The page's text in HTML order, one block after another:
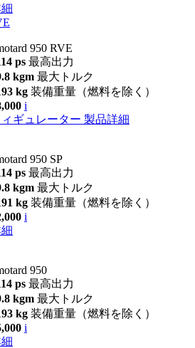
950 RVE
ps 最高出力
kgm 最大トルク
kg 装備重量（燃料を除く）
i
ギュレーター 製品詳細
950 SP
ps 最高出力
kgm 最大トルク
kg 装備重量（燃料を除く）
i
950
ps 最高出力
kgm 最大トルク
kg 装備重量（燃料を除く）
i